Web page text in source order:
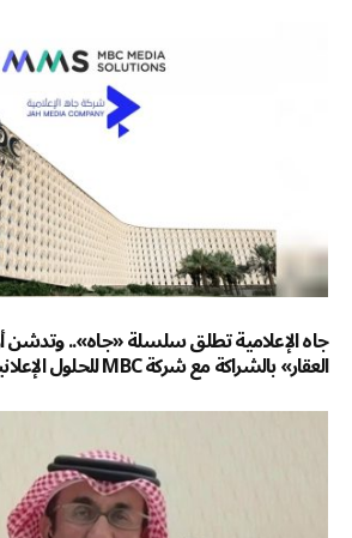
جاه الإعلامية تطلق سلسلة «جاه».. وتدشن
العقار» بالشراكة مع شركة MBC للحلول الإعلانية (MMS)